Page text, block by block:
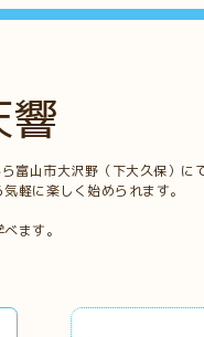
響
富山市大沢野（下大久保）に
軽に楽しく始められます。
ます。